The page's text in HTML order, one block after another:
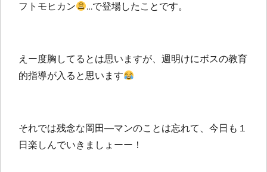
フトモヒカン
…で登場したことです。
えー度胸してるとは思いますが、週明けにボスの教育
的指導が入ると思います
それでは残念な岡田―マンのことは忘れて、今日も１
日楽しんでいきましょーー！